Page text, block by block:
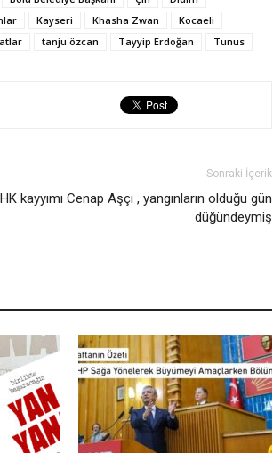
Kayseri Khasha Zwan
Kocaeli
tanju özcan Tayyip Erdoğan Tunus
Sonraki İçerik
kayyımı Cenap Aşçı , yangınların olduğu gün
düğündeymiş